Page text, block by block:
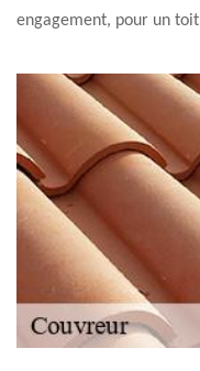
engagement, pour un